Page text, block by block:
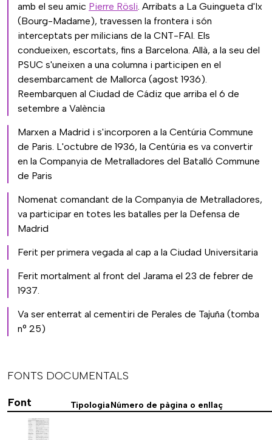
amb el seu amic Pierre Rösli. Arribats a La Guingueta d'Ix
(Bourg-Madame), travessen la frontera i són
interceptats per milicians de la CNT-FAI. Els
condueixen, escortats, fins a Barcelona. Allà, a la seu del
PSUC s'uneixen a una columna i participen en el
desembarcament de Mallorca (agost 1936).
Reembarquen al Ciudad de Cádiz que arriba el 6 de
setembre a València
Marxen a Madrid i s'incorporen a la Centúria Commune
de Paris. L'octubre de 1936, la Centúria es va convertir
en la Companyia de Metralladores del Batalló Commune
de Paris
Nomenat comandant de la Companyia de Metralladores,
va participar en totes les batalles per la Defensa de
Madrid
Ferit per primera vegada al cap a la Ciudad Universitaria
Ferit mortalment al front del Jarama el 23 de febrer de
1937.
Va ser enterrat al cementiri de Perales de Tajuña (tomba
n° 25)
FONTS DOCUMENTALS
Font
TipologiaNúmero de pàgina o enllaç